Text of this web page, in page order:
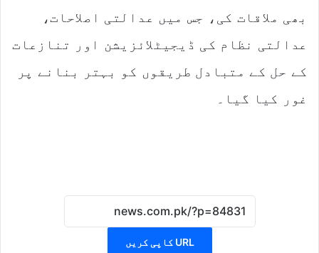
بھی ملاقات کی، جس میں عدالتی اصلاحات،
عدالتی نظام کی ڈیجیٹلائزیشن اور تنازعات
کے حل کے متبادل طریقوں کو بہتر بنانے پر
غور کیا گیا۔
URL کاپی کریں